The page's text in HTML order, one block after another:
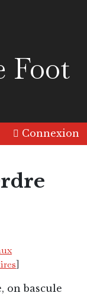
Foot
Connexion
]
on bascule